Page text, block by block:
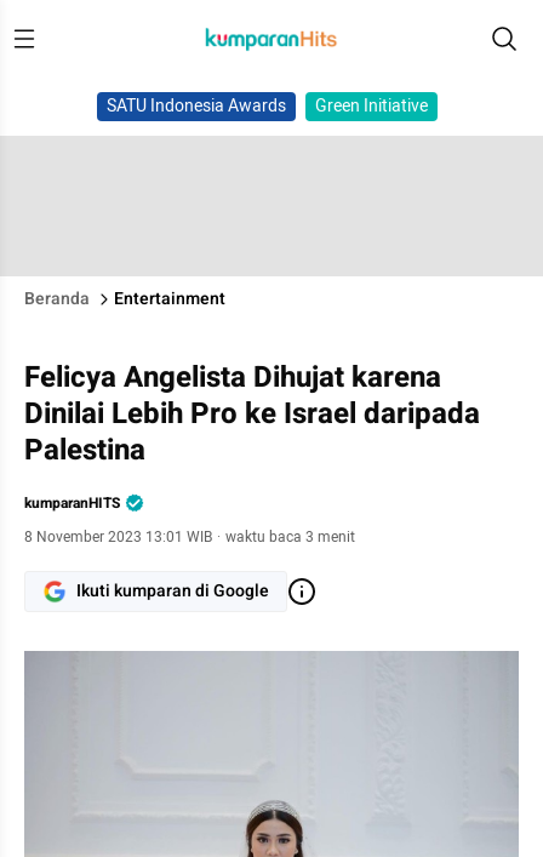
SATU Indonesia Awards Green Initiative
Beranda Entertainment
Felicya Angelista Dihujat karena
Dinilai Lebih Pro ke Israel daripada
Palestina
kumparanHITS
8 November 2023 13:01 WIB · waktu baca 3 menit
Ikuti kumparan di Google